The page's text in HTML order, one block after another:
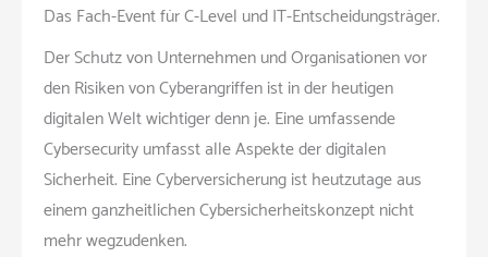
Das Fach-Event für C-Level und IT-Entscheidungsträger.
Der Schutz von Unternehmen und Organisationen vor
den Risiken von Cyberangriffen ist in der heutigen
digitalen Welt wichtiger denn je. Eine umfassende
Cybersecurity umfasst alle Aspekte der digitalen
Sicherheit. Eine Cyberversicherung ist heutzutage aus
einem ganzheitlichen Cybersicherheitskonzept nicht
mehr wegzudenken.